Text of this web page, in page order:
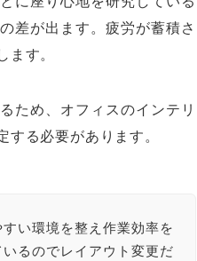
差が出ます。疲労が蓄積さ
す。
ため、オフィスのインテリ
る必要があります。
い環境を整え作業効率を
るのでレイアウト変更だ